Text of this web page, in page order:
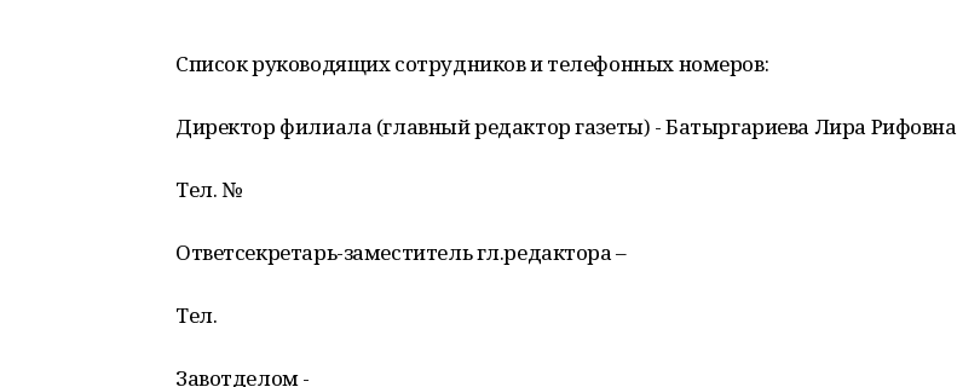
Список руководящих сотрудников и телефонных номеров:
Директор филиала (главный редактор газеты) - Батыргариева Лира Рифовна
Тел. №
Ответсекретарь-заместитель гл.редактора –
Тел.
Завотделом -